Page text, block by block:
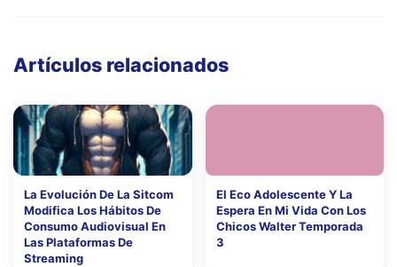
Artículos relacionados
La Evolución De La Sitcom
Modifica Los Hábitos De
Consumo Audiovisual En
Las Plataformas De
Streaming
El Eco Adolescente Y La
Espera En Mi Vida Con Los
Chicos Walter Temporada
3